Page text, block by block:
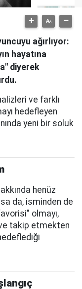
ağırlıyor:
hayatına
diyerek
ve farklı
hedefleyen
yeni bir soluk
henüz
da, isminden de
olmayı,
takip etmekten